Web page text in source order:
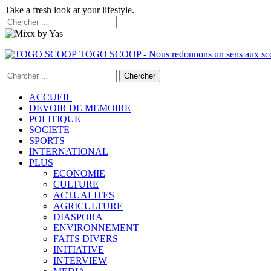
Take a fresh look at your lifestyle.
TOGO SCOOP - Nous redonnons un sens aux
ACCUEIL
DEVOIR DE MEMOIRE
POLITIQUE
SOCIETE
SPORTS
INTERNATIONAL
PLUS
ECONOMIE
CULTURE
ACTUALITES
AGRICULTURE
DIASPORA
ENVIRONNEMENT
FAITS DIVERS
INITIATIVE
INTERVIEW